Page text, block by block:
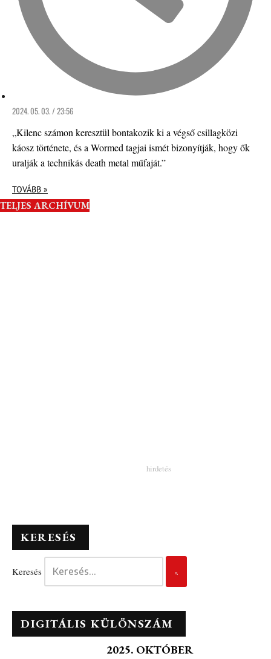
2024. 05. 03. / 23:56
„Kilenc számon keresztül bontakozik ki a végső csillagközi
káosz története, és a Wormed tagjai ismét bizonyítják, hogy ők
uralják a technikás death metal műfaját.”
TOVÁBB »
TELJES ARCHÍVUM
KERESÉS
Keresés
DIGITÁLIS KÜLÖNSZÁM
2025. OKTÓBER